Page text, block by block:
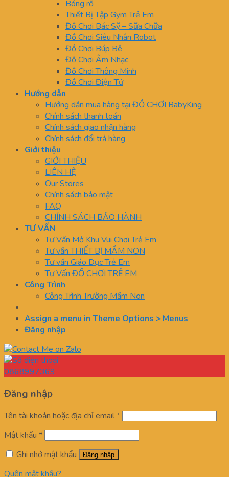
Bóng rổ
Thiết Bị Tập Gym Trẻ Em
Đồ Chơi Bác Sỹ – Sữa Chữa
Đồ Chơi Siêu Nhân Robot
Đồ Chơi Búp Bê
Đồ Chơi Âm Nhạc
Đồ Chơi Thông Minh
Đồ Chơi Điện Tử
Hướng dẫn
Hướng dẫn mua hàng tại ĐỒ CHƠI BabyKing
Chính sách thanh toán
Chính sách giao nhận hàng
Chính sách đổi trả hàng
Giới thiệu
GIỚI THIỆU
LIÊN HỆ
Our Stores
Chính sách bảo mật
FAQ
CHÍNH SÁCH BẢO HÀNH
TƯ VẤN
Tư Vấn Mở Khu Vui Chơi Trẻ Em
Tư vấn THIẾT BỊ MẦM NON
Tư vấn Giáo Dục Trẻ Em
Tư Vấn ĐỒ CHƠI TRẺ EM
Công Trình
Công Trình Trường Mầm Non
Assign a menu in Theme Options > Menus
Đăng nhập
0868997369
Đăng nhập
Tên tài khoản hoặc địa chỉ email*
Mật khẩu *
Ghi nhớ mật khẩu
Đăng nhập
Quên mật khẩu?